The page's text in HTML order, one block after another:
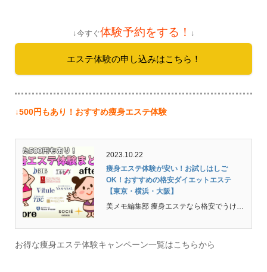
↓今すぐ体験予約をする！ ↓
エステ体験の申し込みはこちら！
↓500円もあり！おすすめ痩身エステ体験
2023.10.22
痩身エステ体験が安い！お試しはしご
OK！おすすめの格安ダイエットエステ
【東京・横浜・大阪】
お得な痩身エステ体験キャンペーン一覧はこちらから